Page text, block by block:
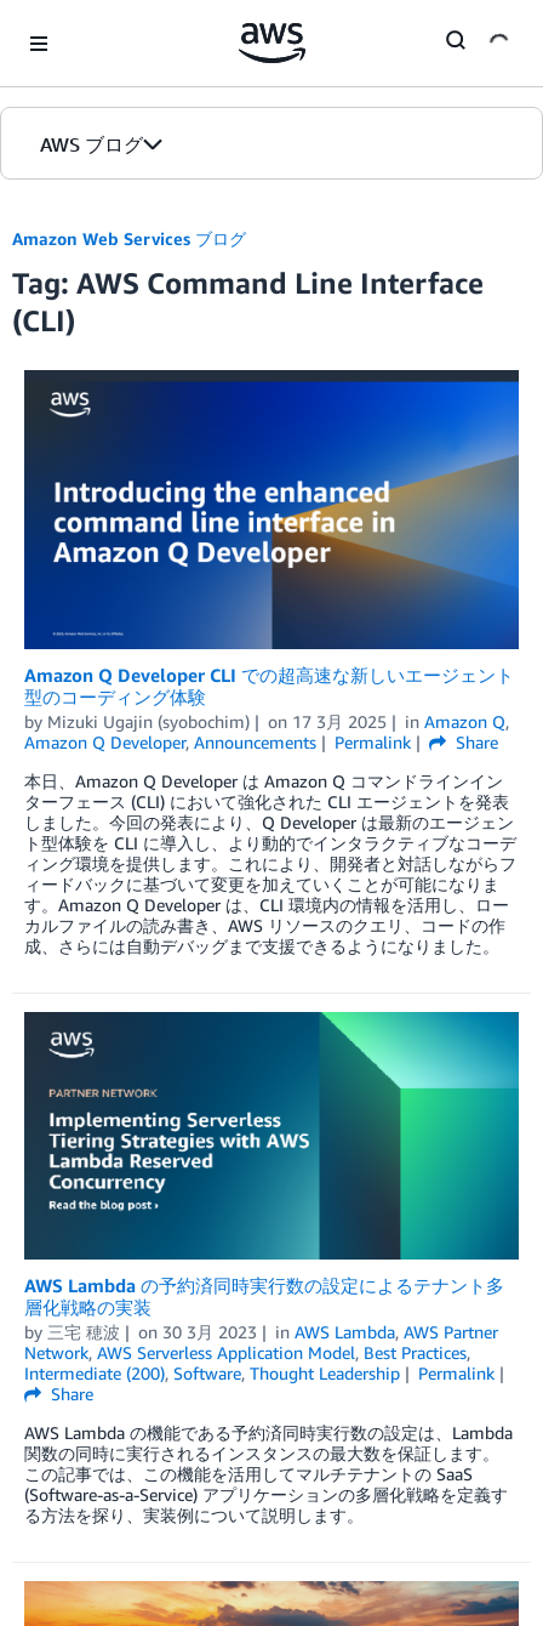
AWS ブログ
カテゴリ
エディション
Amazon Web Services ブログ
Tag: AWS Command Line Interface
(CLI)
Amazon Q Developer CLI での超高速な新しいエージェント
型のコーディング体験
by Mizuki Ugajin (syobochim) on 17 3月 2025 in Amazon Q,
Amazon Q Developer, Announcements Permalink
Share
本日、Amazon Q Developer は Amazon Q コマンドラインイン
ターフェース (CLI) において強化された CLI エージェントを発表
しました。今回の発表により、Q Developer は最新のエージェン
ト型体験を CLI に導入し、より動的でインタラクティブなコーデ
ィング環境を提供します。これにより、開発者と対話しながらフ
ィードバックに基づいて変更を加えていくことが可能になりま
す。Amazon Q Developer は、CLI 環境内の情報を活用し、ロー
カルファイルの読み書き、AWS リソースのクエリ、コードの作
成、さらには自動デバッグまで支援できるようになりました。
AWS Lambda の予約済同時実行数の設定によるテナント多
層化戦略の実装
by 三宅 穂波 on 30 3月 2023 in AWS Lambda, AWS Partner
Network, AWS Serverless Application Model, Best Practices,
Intermediate (200), Software, Thought Leadership
Permalink
Share
AWS Lambda の機能である予約済同時実行数の設定は、Lambda
関数の同時に実行されるインスタンスの最大数を保証します。
この記事では、この機能を活用してマルチテナントの SaaS
(Software-as-a-Service) アプリケーションの多層化戦略を定義す
る方法を探り、実装例について説明します。